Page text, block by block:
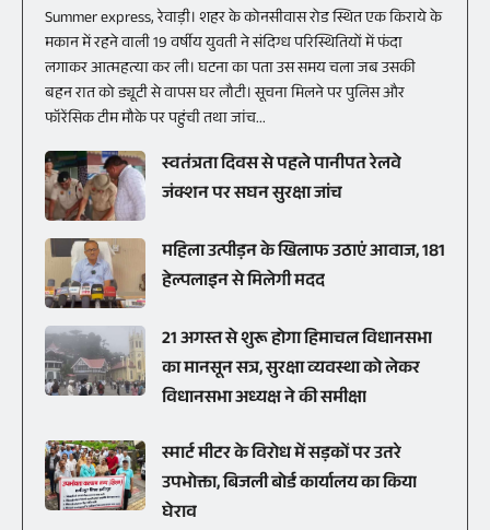
Summer express, रेवाड़ी। शहर के कोनसीवास रोड स्थित एक किराये के
मकान में रहने वाली 19 वर्षीय युवती ने संदिग्ध परिस्थितियों में फंदा
लगाकर आत्महत्या कर ली। घटना का पता उस समय चला जब उसकी
बहन रात को ड्यूटी से वापस घर लौटी। सूचना मिलने पर पुलिस और
फॉरेंसिक टीम मौके पर पहुंची तथा जांच...
स्वतंत्रता दिवस से पहले पानीपत रेलवे
जंक्शन पर सघन सुरक्षा जांच
महिला उत्पीड़न के खिलाफ उठाएं आवाज, 181
हेल्पलाइन से मिलेगी मदद
21 अगस्त से शुरू होगा हिमाचल विधानसभा
का मानसून सत्र, सुरक्षा व्यवस्था को लेकर
विधानसभा अध्यक्ष ने की समीक्षा
स्मार्ट मीटर के विरोध में सड़कों पर उतरे
उपभोक्ता, बिजली बोर्ड कार्यालय का किया
घेराव